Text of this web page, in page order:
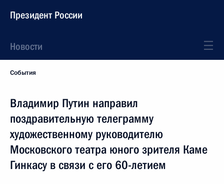
Президент России
Новости
События
Владимир Путин направил
поздравительную телеграмму
художественному руководителю
Московского театра юного зрителя Каме
Гинкасу в связи с его 60-летием